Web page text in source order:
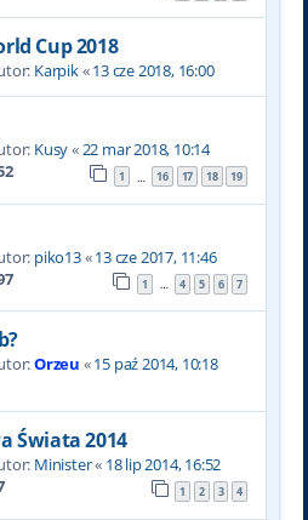
Cup 2018
Karpik«13 cze 2018, 16:00
Kusy«22 mar 2018, 10:14
1 … 16 17 18 19
piko13«13 cze 2017, 11:46
1 … 4 5 6 7
Orzeu «15 paź 2014, 10:18
Świata 2014
Minister« 18 lip 2014, 16:52
1 2 3 4